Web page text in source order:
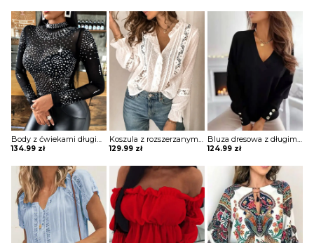
Body z ćwiekami długim rękawem Kaludka
134.99 zł
Koszula z rozszerzanymi rękawami i kwiatową koronką w szwajcarskie kropki bluzka Yongsoon
129.99 zł
Bluza dresowa z długimi rękawami gładkim dekoltem w szpic i guzikami Phillippa
124.99 zł